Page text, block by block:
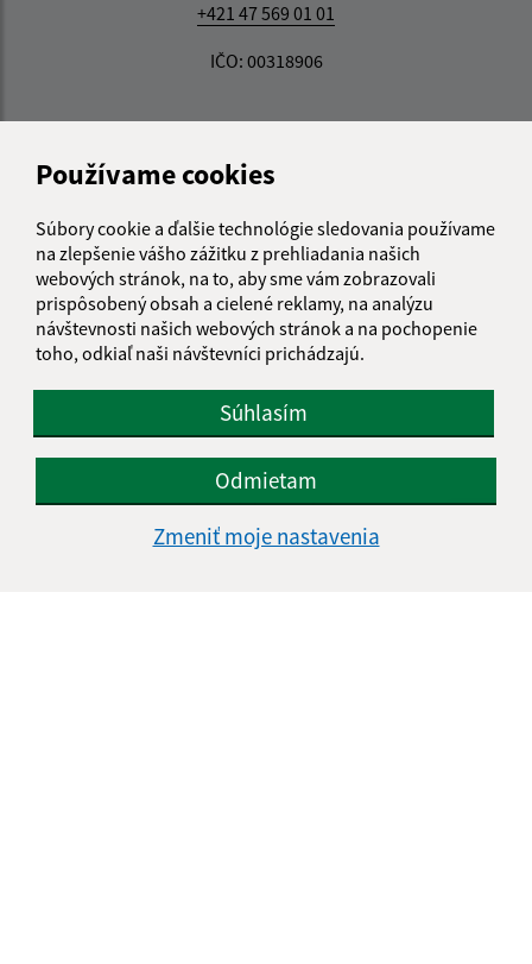
Používame cookies
Súbory cookie a ďalšie technológie sledovania používame
na zlepšenie vášho zážitku z prehliadania našich
webových stránok, na to, aby sme vám zobrazovali
prispôsobený obsah a cielené reklamy, na analýzu
návštevnosti našich webových stránok a na pochopenie
toho, odkiaľ naši návštevníci prichádzajú.
Súhlasím
Odmietam
Zmeniť moje nastavenia
+421 47 569 01 01
IČO: 00318906
Informácie o stránke:
Vyhlásenie o prístupnosti